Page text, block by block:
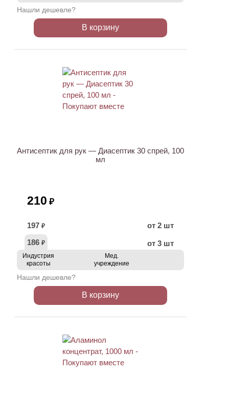
Нашли дешевле?
В корзину
Антисептик для рук — Диасептик 30 спрей, 100
мл
210 ₽
197 ₽
от 2 шт
186 ₽ от 3 шт
Индустрия
красоты
Мед.
учреждение
Нашли дешевле?
В корзину